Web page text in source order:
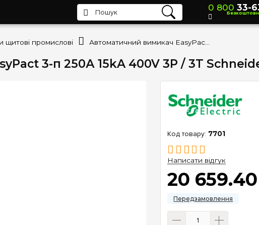
3-п 250А 15kA 400V 3P / 3T
7701
Написати відгук
20 659.40
0 800 33-
щитові промислові